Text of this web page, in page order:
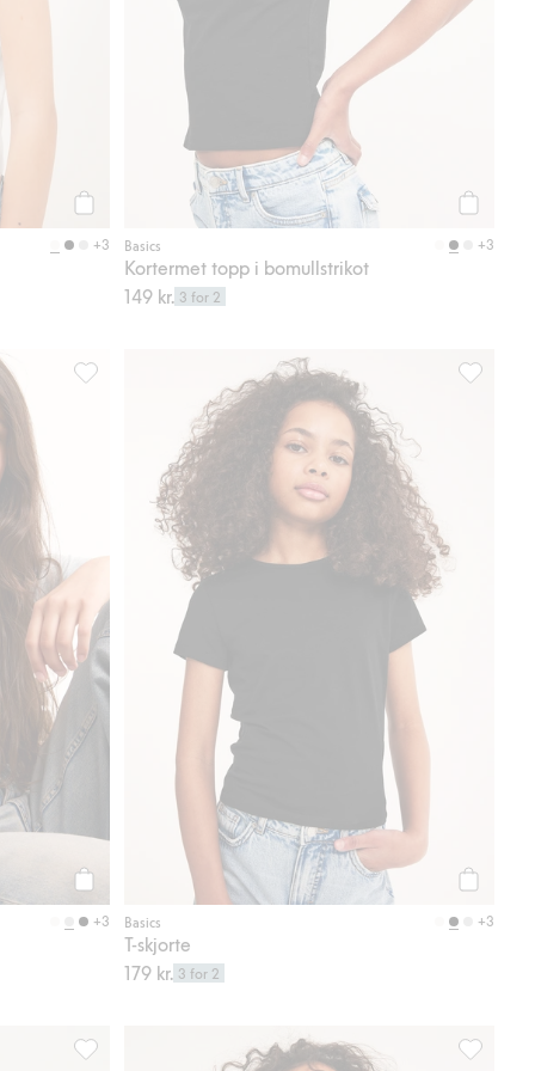
+3 Basics +3
Kortermet topp i bomullstrikot
149 kr. 3 for 2
Legg til
+3
T-skjorte, Legg til i favoriter
Basics +3
T-skjorte
179 kr. 3 for 2